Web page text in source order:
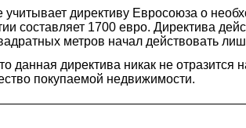
учитывает директиву Евросоюза о
составляет 1700 евро. Директива
метров начал действовать
данная директива никак не
покупаемой недвижимости.